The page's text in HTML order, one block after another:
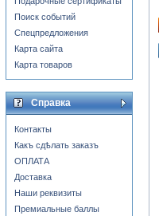
Поиск событий
Спецпредложения
Карта сайта
Карта товаров
Справка
Контакты
Какъ сдѣлать заказъ
ОПЛАТА
Доставка
Наши реквизиты
Премиальные баллы